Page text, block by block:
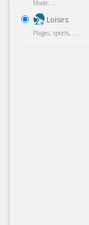
Mode, ...
Loisirs
Plages, sports, ...